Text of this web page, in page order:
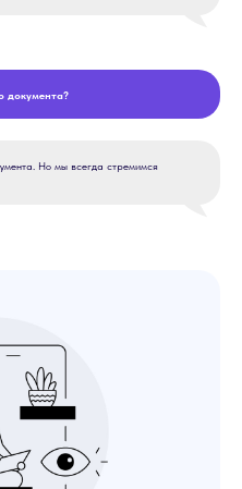
документа?
Но мы всегда стремимся